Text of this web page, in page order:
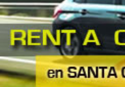
Muebles metálicos(2)
Obras Hidráulicas(2)
Panaderías(9)